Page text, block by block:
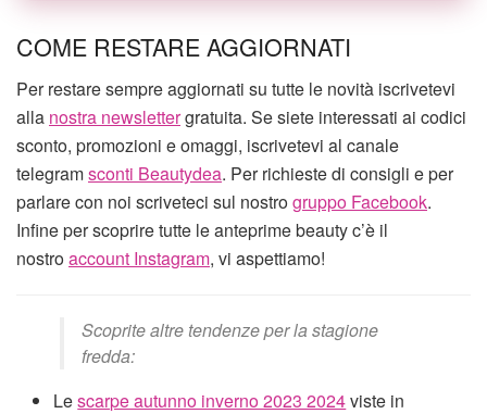
COME RESTARE AGGIORNATI
Per restare sempre aggiornati su tutte le novità iscrivetevi
alla nostra newslettergratuita. Se siete interessati ai codici
sconto, promozioni e omaggi, iscrivetevi al canale
telegramsconti Beautydea. Per richieste di consigli e per
parlare con noi scriveteci sul nostrogruppo Facebook.
Infine per scoprire tutte le anteprime beauty c’è il
nostroaccount Instagram, vi aspettiamo!
Scoprite altre tendenze per la stagione
fredda:
Lescarpe autunno inverno 2023 2024viste in